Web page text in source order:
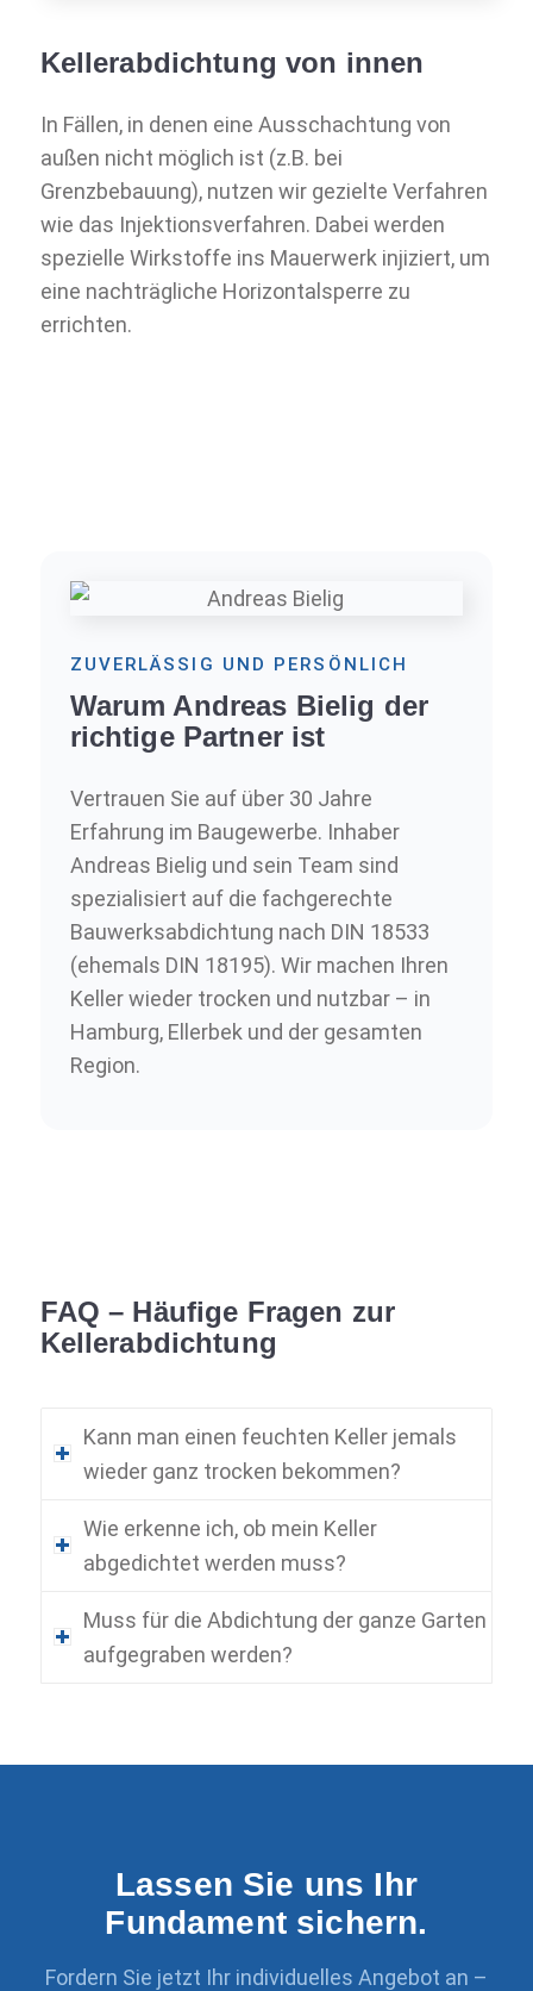
Kellerabdichtung von innen
In Fällen, in denen eine Ausschachtung von
außen nicht möglich ist (z.B. bei
Grenzbebauung), nutzen wir gezielte Verfahren
wie das Injektionsverfahren. Dabei werden
spezielle Wirkstoffe ins Mauerwerk injiziert, um
eine nachträgliche Horizontalsperre zu
errichten.
ZUVERLÄSSIG UND PERSÖNLICH
Warum Andreas Bielig der
richtige Partner ist
Vertrauen Sie auf über 30 Jahre
Erfahrung im Baugewerbe. Inhaber
Andreas Bielig und sein Team sind
spezialisiert auf die fachgerechte
Bauwerksabdichtung nach DIN 18533
(ehemals DIN 18195). Wir machen Ihren
Keller wieder trocken und nutzbar – in
Hamburg, Ellerbek und der gesamten
Region.
FAQ – Häufige Fragen zur
Kellerabdichtung
Kann man einen feuchten Keller jemals
wieder ganz trocken bekommen?
Wie erkenne ich, ob mein Keller
abgedichtet werden muss?
Muss für die Abdichtung der ganze Garten
aufgegraben werden?
Lassen Sie uns Ihr
Fundament sichern.
Fordern Sie jetzt Ihr individuelles Angebot an –